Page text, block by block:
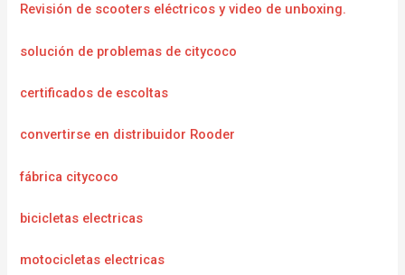
Revisión de scooters eléctricos y video de unboxing.
solución de problemas de citycoco
certificados de escoltas
convertirse en distribuidor Rooder
fábrica citycoco
bicicletas electricas
motocicletas electricas